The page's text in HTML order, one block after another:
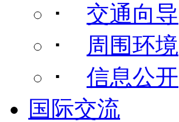
･ 交通向导
･ 周围环境
･ 信息公开
国际交流